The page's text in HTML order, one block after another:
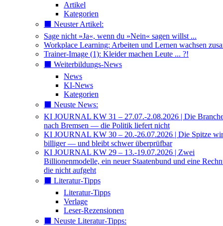
Artikel
Kategorien
⬛️ Neuster Artikel:
Sage nicht »Ja«, wenn du »Nein« sagen willst ...
Workplace Learning: Arbeiten und Lernen wachsen
Trainer-Image (1): Kleider machen Leute ... ?!
⬛️ Weiterbildungs-News
News
KI-News
Kategorien
⬛️ Neuste News:
KI JOURNAL KW 31 – 27.07.-2.08.2026 | Die
nach Bremsen — die Politik liefert nicht
KI JOURNAL KW 30 – 20.-26.07.2026 | Die Spitze
billiger — und bleibt schwer überprüfbar
KI JOURNAL KW 29 – 13.-19.07.2026 | Zwei
Billionenmodelle, ein neuer Staatenbund und eine
die nicht aufgeht
⬛️ Literatur-Tipps
Literatur-Tipps
Verlage
Leser-Rezensionen
⬛️ Neuste Literatur-Tipps: